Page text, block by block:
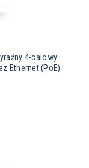
4-calowy
Ethernet (PoE)